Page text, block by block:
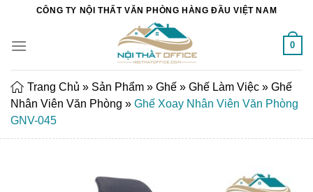
Chuyển
nội
CÔNG TY NỘI THẤT VĂN PHÒNG HÀNG ĐẦU VIỆT NAM
0
Trang Chủ » Sản Phẩm » Ghế » Ghế Làm Việc » Ghế
Nhân Viên Văn Phòng » Ghế Xoay Nhân Viên Văn Phòng
GNV-045